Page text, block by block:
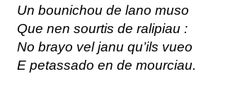
Un bounichou de lano muso
Que nen sourtis de ralipiau :
No brayo vel janu qu’ils vueo
E petassado en de mourciau.